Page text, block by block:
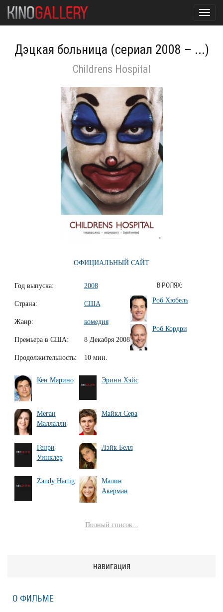
Дэцкая больница (сериал 2008 – ...)
Childrens Hospital
ОФИЦИАЛЬНЫЙ САЙТ
Год выпуска: 2008
Страна: США
Жанр: комедия
Премьера в США: 8 Декабря 2008
Продолжительность: 10 мин.
В РОЛЯХ:
Роб Хюбель
Роб Кордри
Кен Марино Эринн Хэйс
Меган
Маллалли
Майкл Сера
Генри
Уинклер
Лэйк Белл
Zandy Hartig
Малин
Акерман
Полный список...
навигация
О ФИЛЬМЕ